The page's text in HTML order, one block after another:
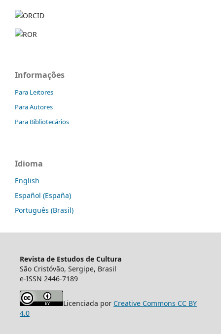
Informações
Para Leitores
Para Autores
Para Bibliotecários
Idioma
English
Español (España)
Português (Brasil)
Revista de Estudos de Cultura
São Cristóvão, Sergipe, Brasil
e-ISSN 2446-7189
Licenciada por Creative Commons CC BY
4.0